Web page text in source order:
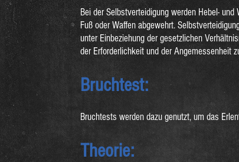
Bei der Selbstverteidigung werden Hebel-
Fuß oder Waffen abgewehrt.
unter Einbeziehung der gesetzlichen
der Erforderlichkeit und der Angemessenheit
Bruchtest:
Bruchtests werden dazu genutzt, um das
Theorie: